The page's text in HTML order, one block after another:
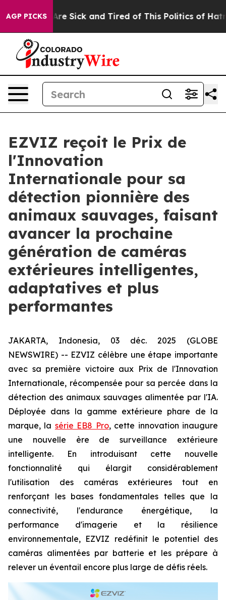
AGP PICKSAre Sick and Tired of This Politics of Hatred”
EZVIZ reçoit le Prix de
l'Innovation
Internationale pour sa
détection pionnière des
animaux sauvages, faisant
avancer la prochaine
génération de caméras
extérieures intelligentes,
adaptatives et plus
performantes
JAKARTA, Indonesia, 03 déc. 2025 (GLOBE
NEWSWIRE) -- EZVIZ célèbre une étape importante
avec sa première victoire aux Prix de l'Innovation
Internationale, récompensée pour sa percée dans la
détection des animaux sauvages alimentée par l'IA.
Déployée dans la gamme extérieure phare de la
marque, la série EB8 Pro, cette innovation inaugure
une nouvelle ère de surveillance extérieure
intelligente. En introduisant cette nouvelle
fonctionnalité qui élargit considérablement
l'utilisation des caméras extérieures tout en
renforçant les bases fondamentales telles que la
connectivité, l'endurance énergétique, la
performance d'imagerie et la résilience
environnementale, EZVIZ redéfinit le potentiel des
caméras alimentées par batterie et les prépare à
relever un éventail encore plus large de défis réels.